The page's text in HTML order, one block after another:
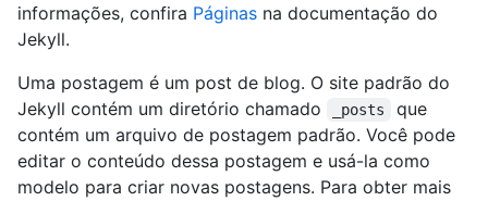
informações, confira Páginas na documentação do
Jekyll.
Uma postagem é um post de blog. O site padrão do
Jekyll contém um diretório chamado
_posts
que
contém um arquivo de postagem padrão. Você pode
editar o conteúdo dessa postagem e usá-la como
modelo para criar novas postagens. Para obter mais